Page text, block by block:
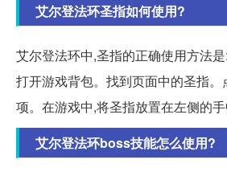
艾尔登法环圣指如何使用?
艾尔登法环中,圣指的正确使用方法
打开游戏背包。找到页面中的圣指
项。在游戏中,将圣指放置在左侧的手
艾尔登法环boss技能怎么使用?